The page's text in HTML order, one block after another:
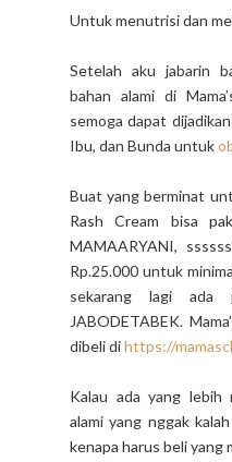
Untuk menutrisi dan
Setelah aku jabarin
bahan alami di
semoga dapat
Ibu, dan Bunda untuk
Buat yang berminat
Rash Cream bisa
MAMAARYANI,
Rp.25.000 untuk
sekarang lagi ada
JABODETABEK.
dibeli dihttps://
Kalau ada yang lebih
alami yang nggak
kenapa harus beli yang